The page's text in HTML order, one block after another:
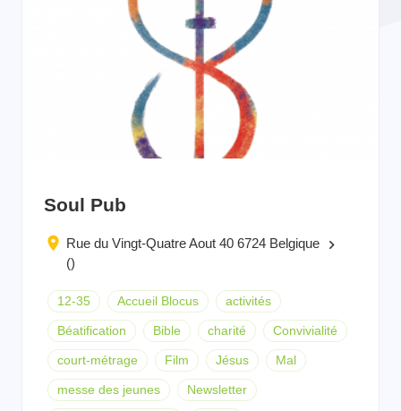
Soul Pub
Rue du Vingt-Quatre Aout 40 6724 Belgique keyboard_arrow_right
()
12-35 Accueil Blocus activités
Béatification Bible charité Convivialité
court-métrage Film Jésus Mal
messe des jeunes Newsletter